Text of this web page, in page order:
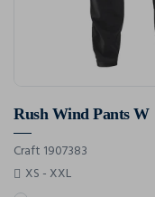
Rush Wind Pants W
Craft 1907383
XS - XXL